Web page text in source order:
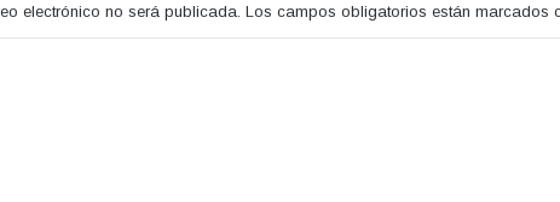
electrónico no será publicada. Los campos obligatorios están marcados